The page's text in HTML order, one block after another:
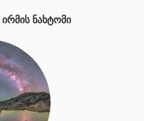
ᲜᲐᲮᲢᲝᲛᲘ